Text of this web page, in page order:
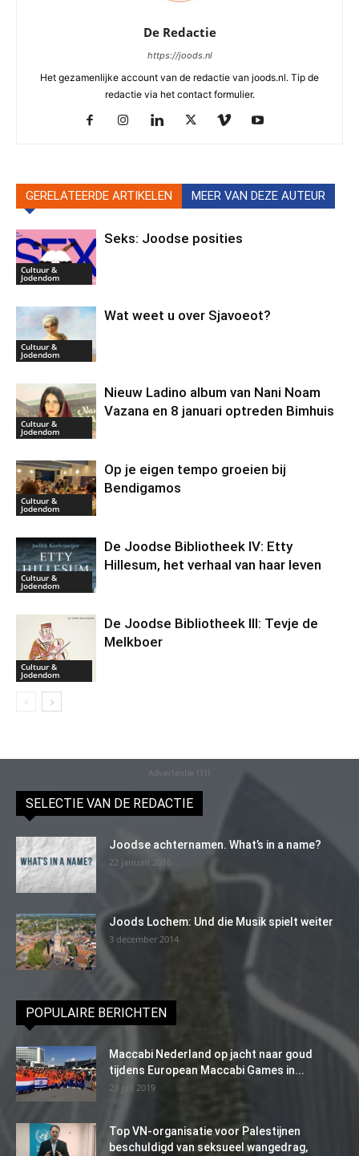
De Redactie
https://joods.nl
Het gezamenlijke account van de redactie van joods.nl. Tip de
redactie via het contact formulier.
GERELATEERDE ARTIKELEN MEER VAN DEZE AUTEUR
Cultuur &
Jodendom
Seks: Joodse posities
Cultuur &
Jodendom
Wat weet u over Sjavoeot?
Cultuur &
Jodendom
Nieuw Ladino album van Nani Noam
Vazana en 8 januari optreden Bimhuis
Cultuur &
Jodendom
Op je eigen tempo groeien bij
Bendigamos
Cultuur &
Jodendom
De Joodse Bibliotheek IV: Etty
Hillesum, het verhaal van haar leven
Cultuur &
Jodendom
De Joodse Bibliotheek III: Tevje de
Melkboer
Advertentie (11)
SELECTIE VAN DE REDACTIE
Joodse achternamen. What’s in a name?
22 januari 2016
Joods Lochem: Und die Musik spielt weiter
3 december 2014
POPULAIRE BERICHTEN
Maccabi Nederland op jacht naar goud
tijdens European Maccabi Games in...
29 juli 2019
Top VN-organisatie voor Palestijnen
beschuldigd van seksueel wangedrag,